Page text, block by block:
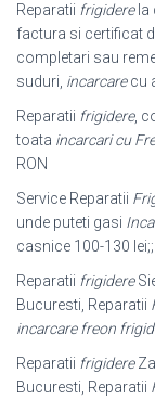
Reparatii frigiderela
factura si certificat
completari sau
suduri, incarcarecu
Reparatii frigidere,
toata incarcari cu
RON
Service Reparatii
unde puteti gasi
casnice 100-130
Reparatii frigidere
Bucuresti, Reparatii
incarcare freon
Reparatii frigidere
Bucuresti, Reparatii